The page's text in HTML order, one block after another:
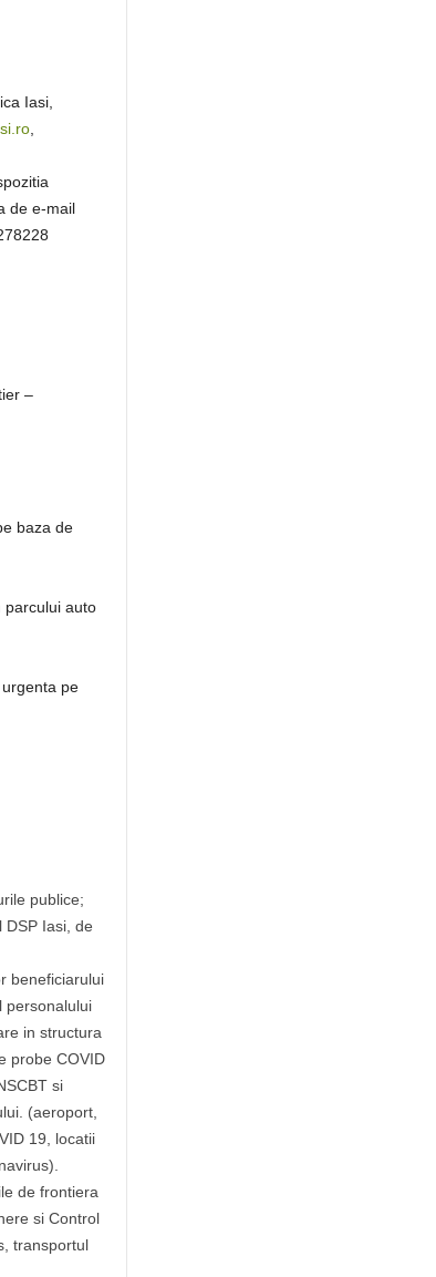
Iasi,
de e-mail
–
baza de
parcului auto
pe
publice;
Iasi, de
beneficiarului
personalului
in structura
probe COVID
si
(aeroport,
19, locatii
de frontiera
si Control
transportul